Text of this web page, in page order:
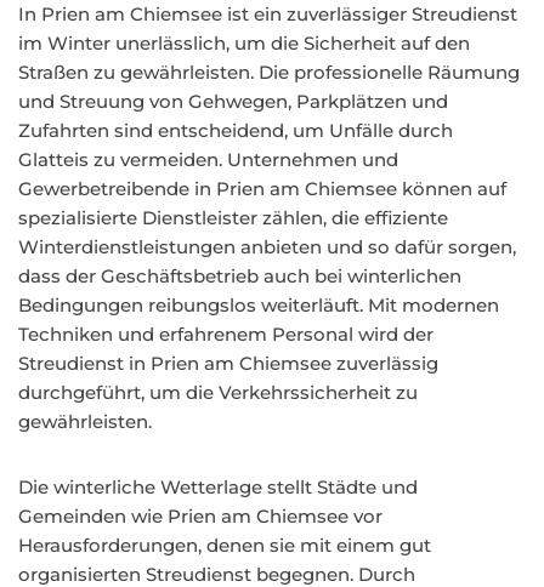
In Prien am Chiemsee ist ein zuverlässiger Streudienst
im Winter unerlässlich, um die Sicherheit auf den
Straßen zu gewährleisten. Die professionelle Räumung
und Streuung von Gehwegen, Parkplätzen und
Zufahrten sind entscheidend, um Unfälle durch
Glatteis zu vermeiden. Unternehmen und
Gewerbetreibende in Prien am Chiemsee können auf
spezialisierte Dienstleister zählen, die effiziente
Winterdienstleistungen anbieten und so dafür sorgen,
dass der Geschäftsbetrieb auch bei winterlichen
Bedingungen reibungslos weiterläuft. Mit modernen
Techniken und erfahrenem Personal wird der
Streudienst in Prien am Chiemsee zuverlässig
durchgeführt, um die Verkehrssicherheit zu
gewährleisten.
Die winterliche Wetterlage stellt Städte und
Gemeinden wie Prien am Chiemsee vor
Herausforderungen, denen sie mit einem gut
organisierten Streudienst begegnen. Durch